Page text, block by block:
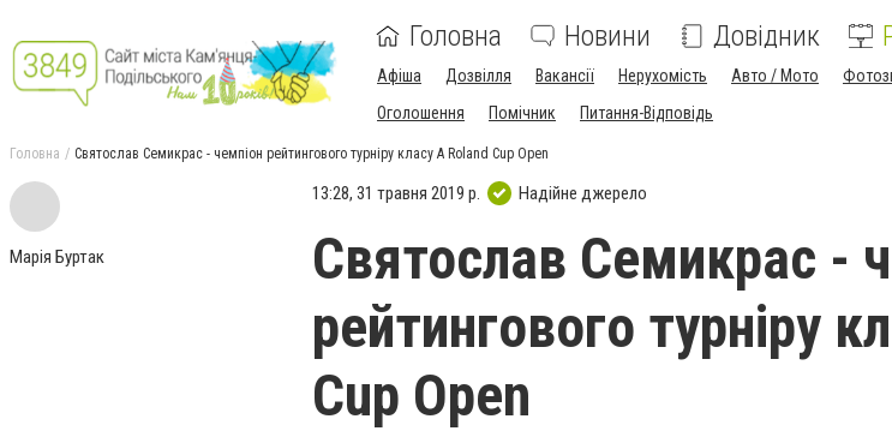
Головна Новини Довідник
Афіша Дозвілля Вакансії Нерухомість Авто / Мото
Оголошення
Помічник Питання-Відповідь
Головна Святослав Семикрас - чемпіон рейтингового турніру класу А Roland Cup Open
Марія Буртак
13:28, 31 травня 2019 р. Надійне джерело
Святослав Семикрас -
рейтингового турніру
Cup Open